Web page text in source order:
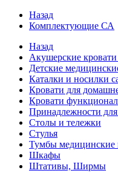
Назад
Комплектующие СА
Назад
Акушерские
Детские
Каталки и носилки
Кровати для
Кровати
Принадлежности для
Столы и тележки
Стулья
Тумбы медицинские
Шкафы
Штативы, Ширмы